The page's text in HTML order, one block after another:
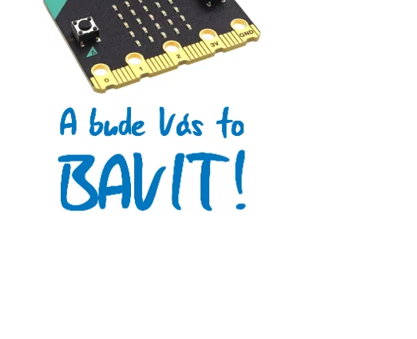
Arduino se Zbyškem Vodou
Arduino v příkladech
Arduino roboti